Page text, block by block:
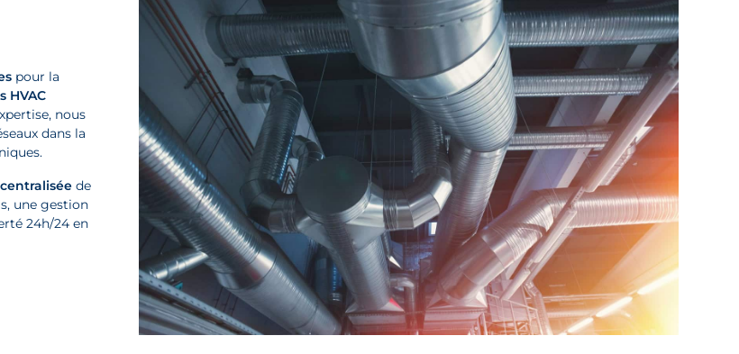
pour la
HVAC
nous
dans la
de
une gestion
24h/24 en